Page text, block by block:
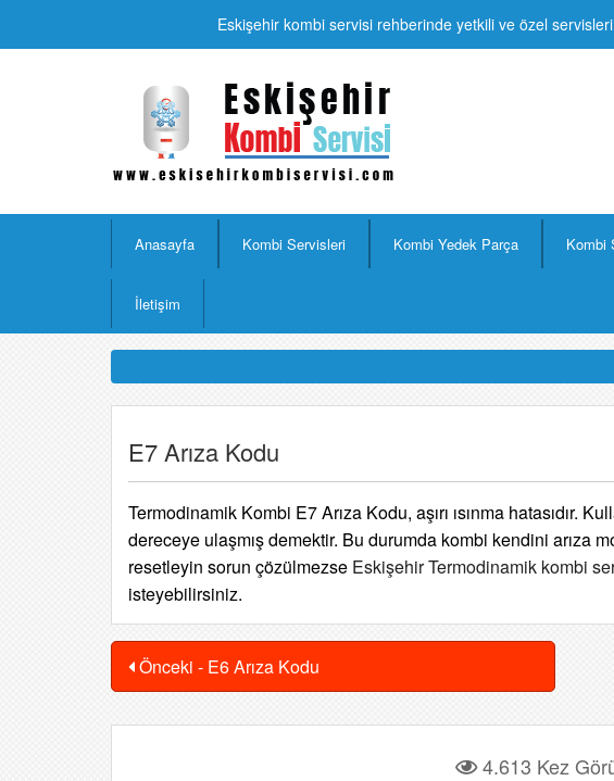
Eskişehir kombi servisi rehberinde yetkili ve özel
Anasayfa Kombi Servisleri Kombi Yedek Parça Kombi
İletişim
E7 Arıza Kodu
Termodinamik Kombi E7 Arıza Kodu, aşırı ısınma hatasıdır.
dereceye ulaşmış demektir. Bu durumda kombi kendini arıza
resetleyin sorun çözülmezse Eskişehir Termodinamik kombi
isteyebilirsiniz.
Önceki - E6 Arıza Kodu
4.613 Kez